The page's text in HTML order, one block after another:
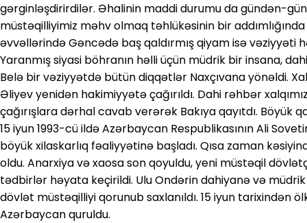
gərginləşdirirdilər. Əhalinin maddi durumu da gündən-
müstəqilliyimiz məhv olmaq təhlükəsinin bir addımlığında
əvvəllərində Gəncədə baş qaldırmış qiyam isə vəziyyəti
Yaranmış siyasi böhranın həlli üçün müdrik bir insana,
Belə bir vəziyyətdə bütün diqqətlər Naxçıvana yönəldi.
Əliyev yenidən hakimiyyətə çağırıldı. Dahi rəhbər
çağırışlara dərhal cavab verərək Bakıya qayıtdı. Böyük
15 iyun 1993-cü ildə Azərbaycan Respublikasının Ali
böyük xilaskarlıq fəaliyyətinə başladı. Qısa zaman
oldu. Anarxiya və xaosa son qoyuldu, yeni müstəqil
tədbirlər həyata keçirildi. Ulu Ondərin dahiyanə və
dövlət müstəqilliyi qorunub saxlanıldı. 15 iyun tarixindən
Azərbaycan quruldu.